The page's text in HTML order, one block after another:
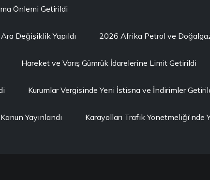
Önlemi Getirildi
Değişiklik Yapıldı 2026 Afrika Petrol ve
Hareket ve Varış Gümrük İdarelerine Limit Getirildi
Kurumlar Vergisinde Yeni İstisna ve İndirimler
Yayınlandı Karayolları Trafik Yönetmeliği'nde